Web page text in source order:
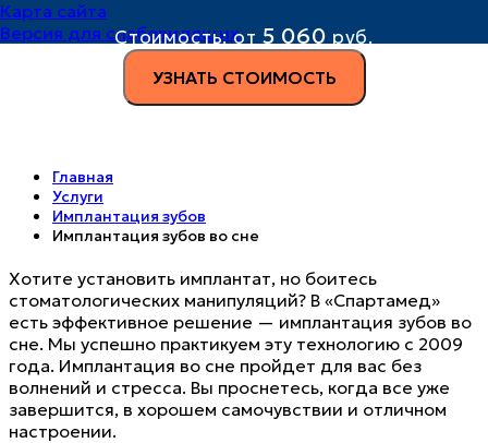
Карта сайта
Версия для слабовидящих
Стоимость:от 5 060 руб.
УЗНАТЬ СТОИМОСТЬ
Главная
Услуги
Имплантация зубов
Имплантация зубов во сне
Хотите установить имплантат, но боитесь
стоматологических манипуляций? В «Спартамед»
есть эффективное решение — имплантация зубов во
сне. Мы успешно практикуем эту технологию с 2009
года. Имплантация во сне пройдет для вас без
волнений и стресса. Вы проснетесь, когда все уже
завершится, в хорошем самочувствии и отличном
настроении.